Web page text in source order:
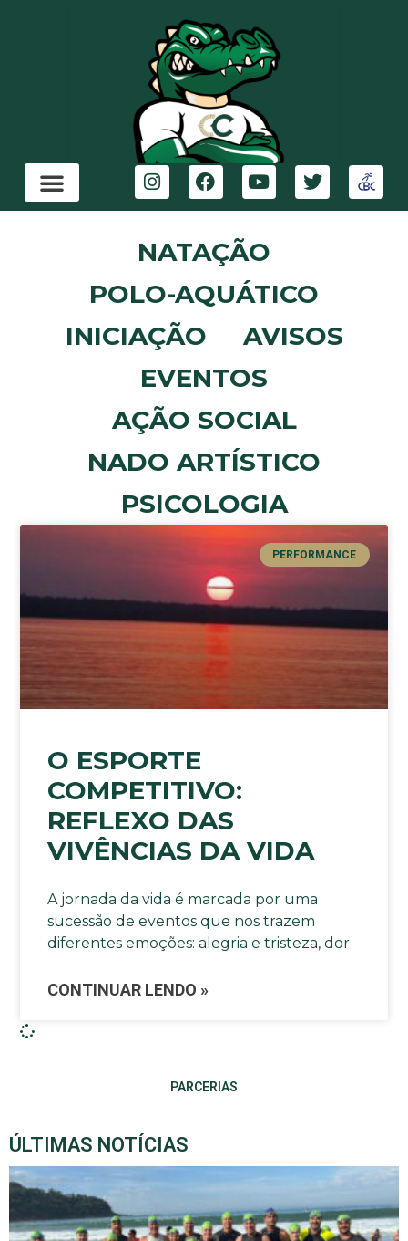
NATAÇÃO
POLO-AQUÁTICO
INICIAÇÃO
AVISOS
EVENTOS
AÇÃO SOCIAL
NADO ARTÍSTICO
PSICOLOGIA
PERFORMANCE
O ESPORTE
COMPETITIVO:
REFLEXO DAS
VIVÊNCIAS DA VIDA
A jornada da vida é marcada por uma
sucessão de eventos que nos trazem
diferentes emoções: alegria e tristeza, dor
CONTINUAR LENDO »
PARCERIAS
ÚLTIMAS NOTÍCIAS